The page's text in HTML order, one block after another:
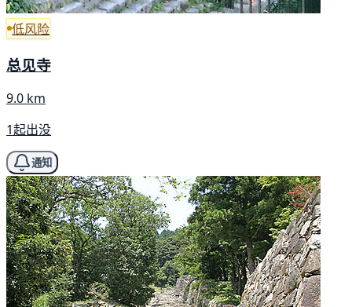
低风险
总见寺
9.0 km
1起出没
通知